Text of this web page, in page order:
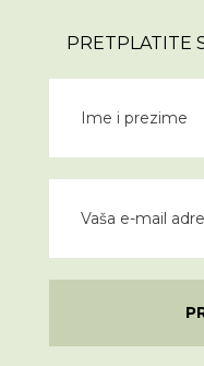
PRETPLATITE